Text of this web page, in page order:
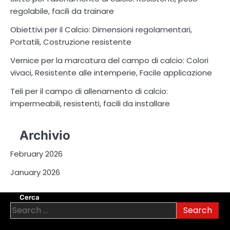
regolabile, facili da trainare
Obiettivi per il Calcio: Dimensioni regolamentari,
Portatili, Costruzione resistente
Vernice per la marcatura del campo di calcio: Colori
vivaci, Resistente alle intemperie, Facile applicazione
Teli per il campo di allenamento di calcio:
impermeabili, resistenti, facili da installare
Archivio
February 2026
January 2026
Cerca
Search
for: